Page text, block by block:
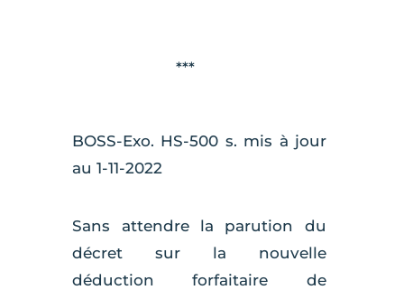
***
BOSS-Exo. HS-500 s. mis à jour
au 1-11-2022
Sans attendre la parution du
décret sur la nouvelle
déduction forfaitaire de